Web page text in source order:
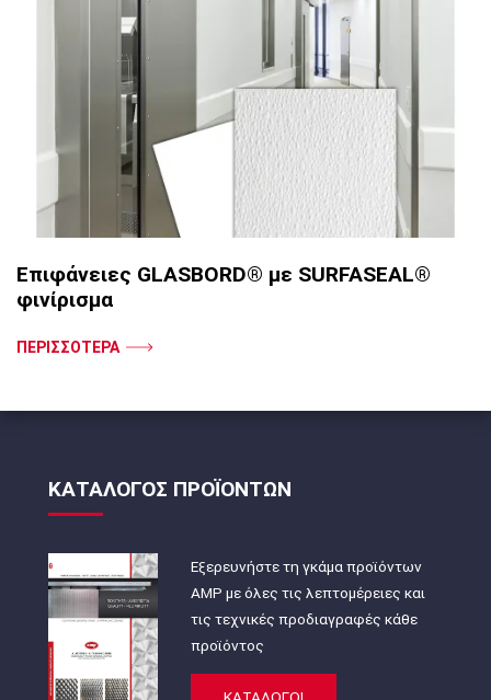
Επιφάνειες GLASBORD® με SURFASEAL®
φινίρισμα
ΠΕΡΙΣΣΟΤΕΡΑ
ΚΑΤΑΛΟΓΟΣ ΠΡΟΪΟΝΤΩΝ
Εξερευνήστε τη γκάμα προϊόντων
AMP με όλες τις λεπτομέρειες και
τις τεχνικές προδιαγραφές κάθε
προϊόντος
ΚΑΤΑΛΟΓΟΙ